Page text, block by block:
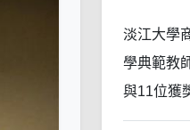
淡江大學
學典範教
與11位獲